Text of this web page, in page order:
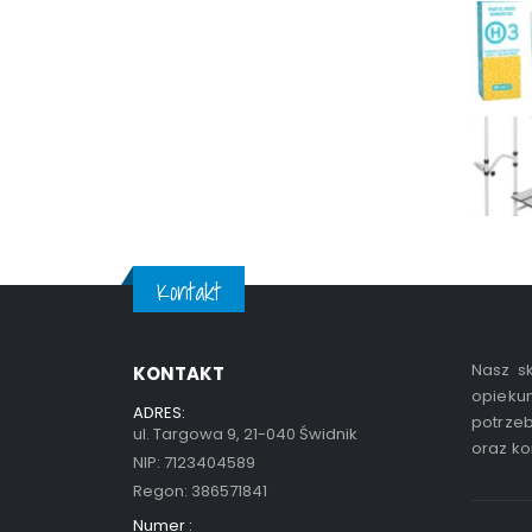
Kontakt
KONTAKT
ADRES:
ul. Targowa 9, 21-040 Świdnik
NIP: 7123404589
Regon: 386571841
Numer :
Nasz
oraz